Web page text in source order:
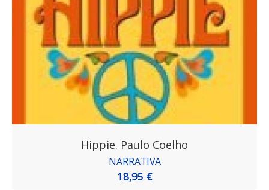
Hippie. Paulo Coelho
NARRATIVA
18,95 €